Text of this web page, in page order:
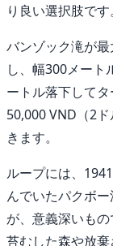
り良い選択肢です。
バンゾック滝が
し、幅300メート
ートル落下して
50,000 VND（2
きます。
ループには、
んでいたパクボ
が、意義深いもの
苔むした森や放